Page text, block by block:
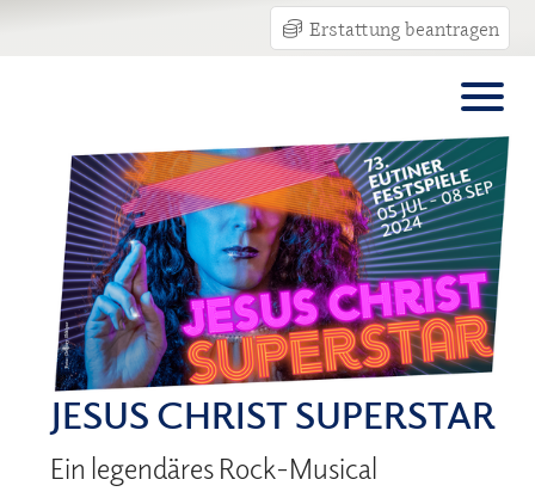
Erstattung beantragen
JESUS CHRIST SUPERSTAR
Ein legendäres Rock-Musical